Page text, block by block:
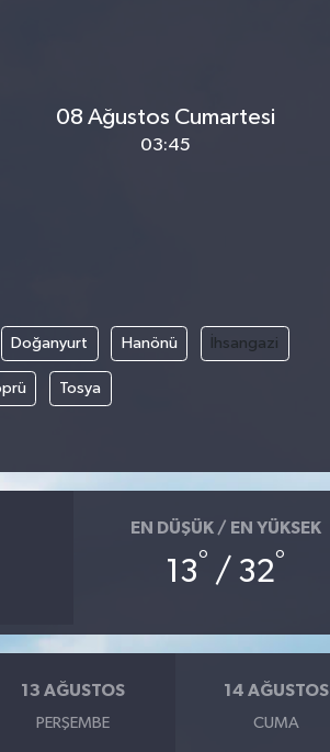
08 Ağustos Cumartesi
03:45
Doğanyurt Hanönü İhsangazi
Tosya
EN DÜŞÜK / EN YÜKSEK
13° / 32°
13 AĞUSTOS
PERŞEMBE
14 AĞUSTOS
CUMA